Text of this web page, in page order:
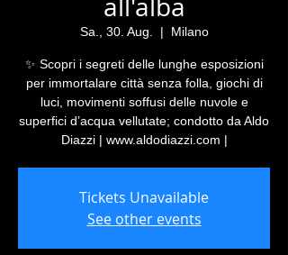
all'alba
Sa., 30. Aug.
  |
Milano
✨ Scopri i segreti delle lunghe esposizioni
per immortalare città senza folla, giochi di
luci, movimenti soffusi delle nuvole e
superfici d’acqua vellutate; condotto da Aldo
Diazzi | www.aldodiazzi.com |
Tickets Unavailable
See other events